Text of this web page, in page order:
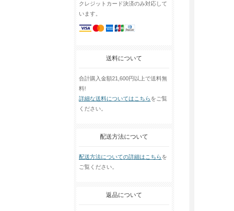
クレジットカード決済のみ対応して
います。
送料について
合計購入金額21,600円以上で送料無
料!
詳細な送料についてはこちらをご覧
ください。
配送方法について
配送方法についての詳細はこちらを
ご覧ください。
返品について